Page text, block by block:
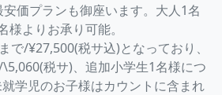
安価プランも御座います。大人1名
よりお承り可能。
で/¥27,500(税サ込)となっており、
税サ)、追加小学生1名様につ
学児のお子様はカウントに含まれ